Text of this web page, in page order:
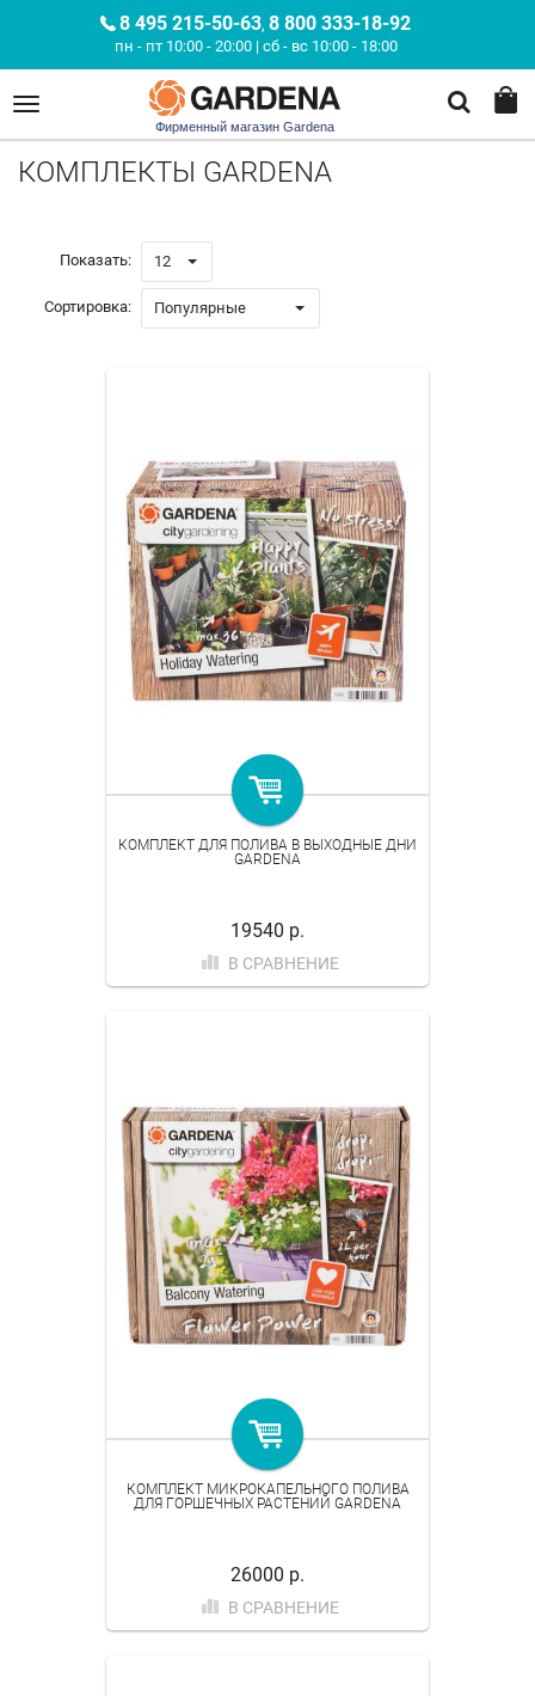
8 495 215-50-63, 8 800 333-18-92
пн - пт 10:00 - 20:00 | сб - вс 10:00 - 18:00
Фирменный магазин Gardena
КОМПЛЕКТЫ GARDENA
Показать: 12
Сортировка: Популярные
КОМПЛЕКТ ДЛЯ ПОЛИВА В ВЫХОДНЫЕ ДНИ
GARDENA
19540 р.
В СРАВНЕНИЕ
КОМПЛЕКТ МИКРОКАПЕЛЬНОГО ПОЛИВА
ДЛЯ ГОРШЕЧНЫХ РАСТЕНИЙ GARDENA
26000 р.
В СРАВНЕНИЕ